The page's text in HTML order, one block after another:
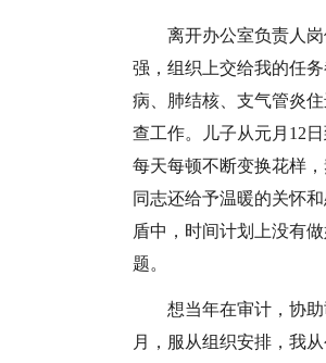
离开办公室负责人
强，组织上交给我的任
病、肺结核、支气管炎
查工作。儿子从元月12
每天每顿不断变换花样
同志还给予温暖的关怀
盾中，时间计划上没有
题。
想当年在审计，协
月，服从组织安排，我